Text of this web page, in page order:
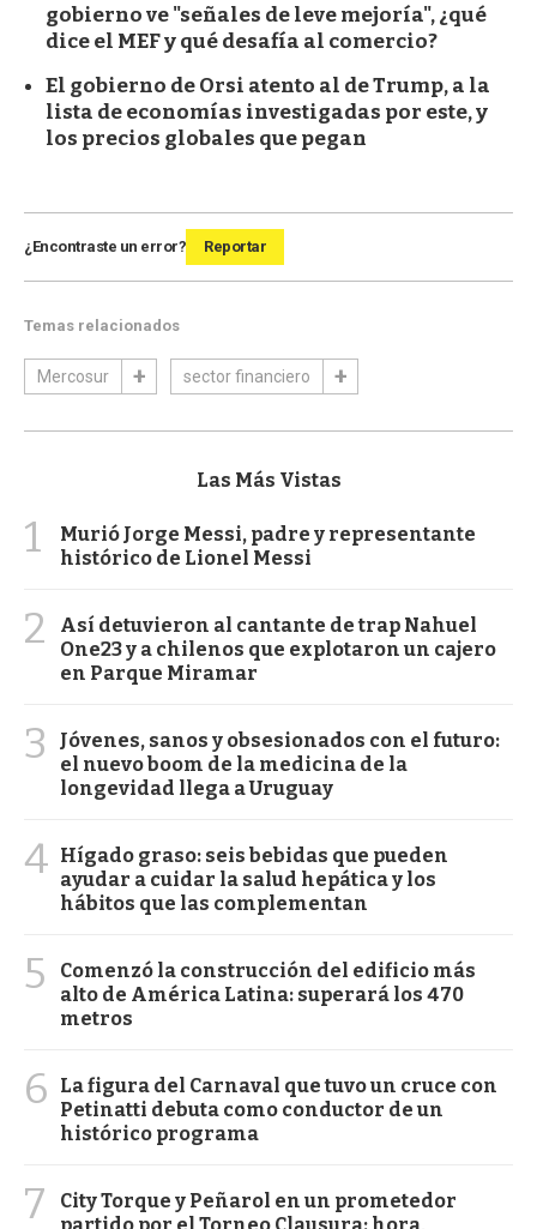
gobierno ve "señales de leve mejoría", ¿qué
dice el MEF y qué desafía al comercio?
El gobierno de Orsi atento al de Trump, a la
lista de economías investigadas por este, y
los precios globales que pegan
¿Encontraste un error? Reportar
Temas relacionados
Mercosur sector financiero
Las Más Vistas
1
Murió Jorge Messi, padre y representante
histórico de Lionel Messi
2
Así detuvieron al cantante de trap Nahuel
One23 y a chilenos que explotaron un cajero
en Parque Miramar
3
Jóvenes, sanos y obsesionados con el futuro:
el nuevo boom de la medicina de la
longevidad llega a Uruguay
4 Hígado graso: seis bebidas que pueden
ayudar a cuidar la salud hepática y los
hábitos que las complementan
5
Comenzó la construcción del edificio más
alto de América Latina: superará los 470
metros
6
La figura del Carnaval que tuvo un cruce con
Petinatti debuta como conductor de un
histórico programa
7
City Torque y Peñarol en un prometedor